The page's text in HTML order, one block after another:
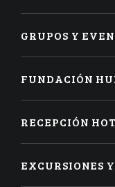
GRUPOS Y
FUNDACIÓN
RECEPCIÓN
EXCURSIONES